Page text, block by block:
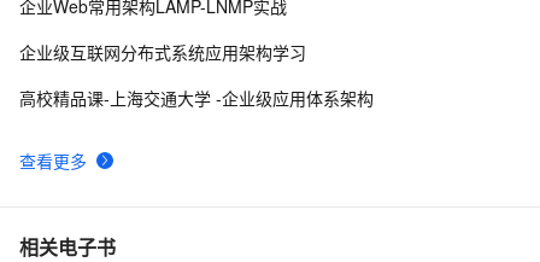
查看更多
企业Web常用架构LAMP-LNMP实战
企业级互联网分布式系统应用架构学习
高校精品课-上海交通大学 -企业级应用体系架构
相关电子书